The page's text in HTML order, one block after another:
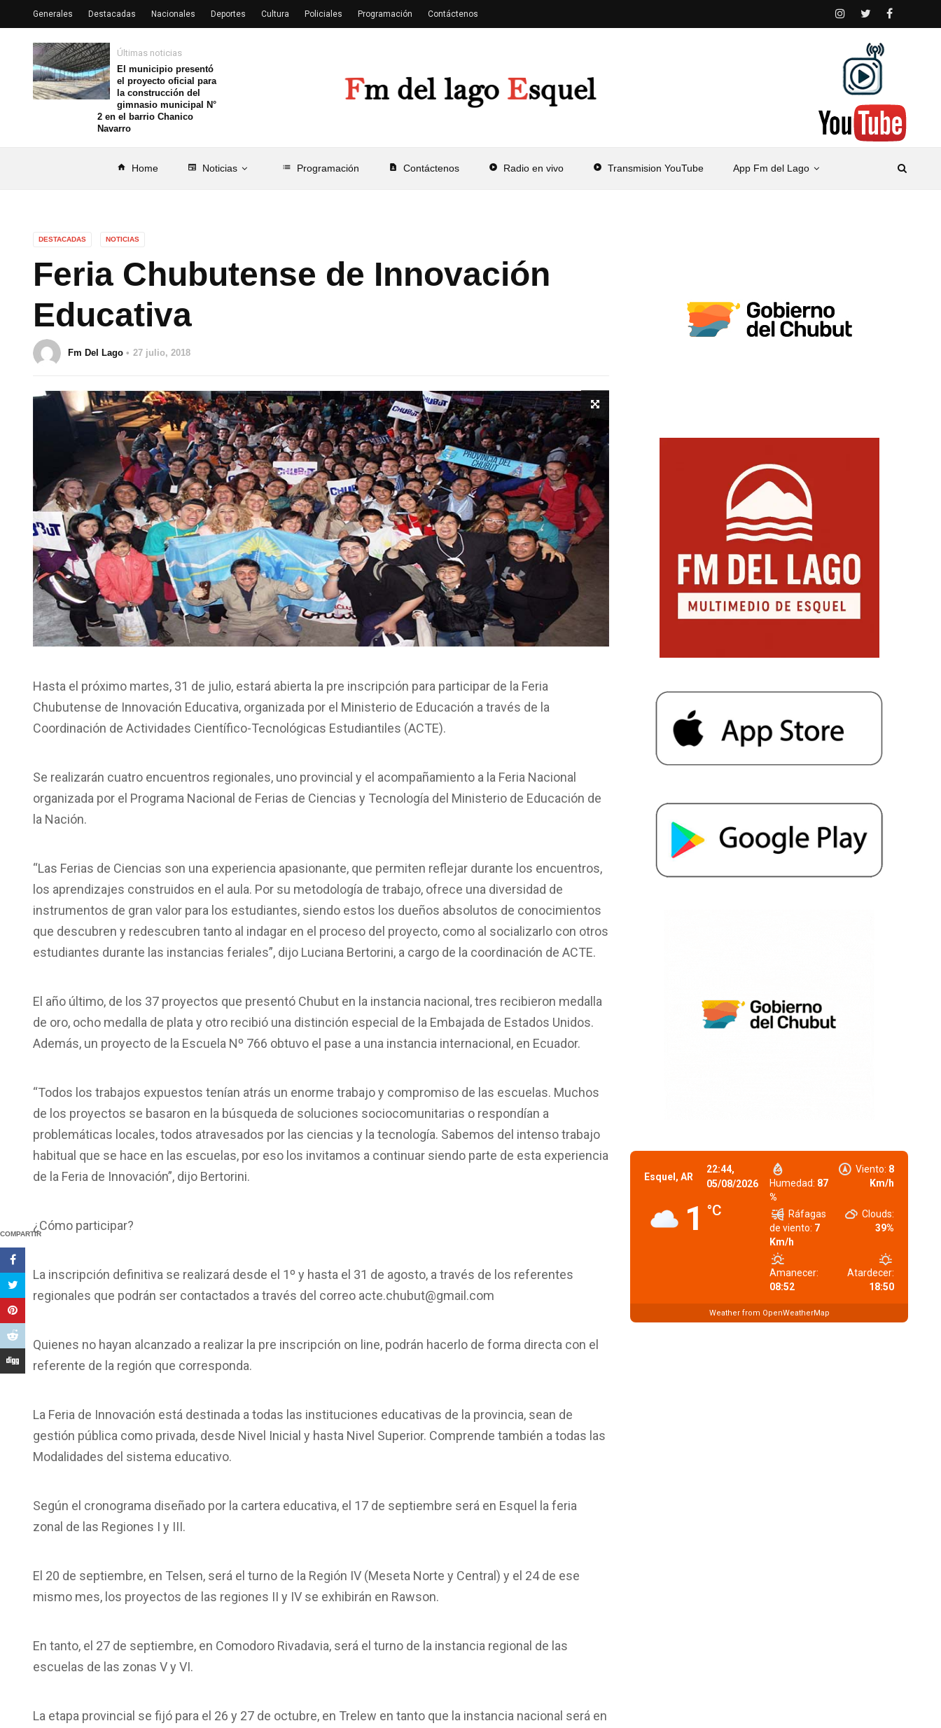
home Home newspaper Noticias list Programación contact_page Contáctenos play_circle Radio en vivo play_circle Transmision YouTube App Fm del Lago
Últimas noticias
El municipio presentó
el proyecto oficial para
la construcción del
gimnasio municipal N°
2 en el barrio Chanico
Navarro
Generales Destacadas Nacionales Deportes Cultura Policiales Programación Contáctenos
DESTACADAS NOTICIAS
Feria Chubutense de Innovación
Educativa
Fm Del Lago 27 julio, 2018
COMPARTIR
Hasta el próximo martes, 31 de julio, estará abierta la pre inscripción para participar de la Feria
Chubutense de Innovación Educativa, organizada por el Ministerio de Educación a través de la
Coordinación de Actividades Científico-Tecnológicas Estudiantiles (ACTE).
Se realizarán cuatro encuentros regionales, uno provincial y el acompañamiento a la Feria Nacional
organizada por el Programa Nacional de Ferias de Ciencias y Tecnología del Ministerio de Educación de
la Nación.
“Las Ferias de Ciencias son una experiencia apasionante, que permiten reflejar durante los encuentros,
los aprendizajes construidos en el aula. Por su metodología de trabajo, ofrece una diversidad de
instrumentos de gran valor para los estudiantes, siendo estos los dueños absolutos de conocimientos
que descubren y redescubren tanto al indagar en el proceso del proyecto, como al socializarlo con otros
estudiantes durante las instancias feriales”, dijo Luciana Bertorini, a cargo de la coordinación de ACTE.
El año último, de los 37 proyectos que presentó Chubut en la instancia nacional, tres recibieron medalla
de oro, ocho medalla de plata y otro recibió una distinción especial de la Embajada de Estados Unidos.
Además, un proyecto de la Escuela Nº 766 obtuvo el pase a una instancia internacional, en Ecuador.
“Todos los trabajos expuestos tenían atrás un enorme trabajo y compromiso de las escuelas. Muchos
de los proyectos se basaron en la búsqueda de soluciones sociocomunitarias o respondían a
problemáticas locales, todos atravesados por las ciencias y la tecnología. Sabemos del intenso trabajo
habitual que se hace en las escuelas, por eso los invitamos a continuar siendo parte de esta experiencia
de la Feria de Innovación”, dijo Bertorini.
¿Cómo participar?
La inscripción definitiva se realizará desde el 1º y hasta el 31 de agosto, a través de los referentes
regionales que podrán ser contactados a través del correo acte.chubut@gmail.com
Quienes no hayan alcanzado a realizar la pre inscripción on line, podrán hacerlo de forma directa con el
referente de la región que corresponda.
La Feria de Innovación está destinada a todas las instituciones educativas de la provincia, sean de
gestión pública como privada, desde Nivel Inicial y hasta Nivel Superior. Comprende también a todas las
Modalidades del sistema educativo.
Según el cronograma diseñado por la cartera educativa, el 17 de septiembre será en Esquel la feria
zonal de las Regiones I y III.
El 20 de septiembre, en Telsen, será el turno de la Región IV (Meseta Norte y Central) y el 24 de ese
mismo mes, los proyectos de las regiones II y IV se exhibirán en Rawson.
En tanto, el 27 de septiembre, en Comodoro Rivadavia, será el turno de la instancia regional de las
escuelas de las zonas V y VI.
La etapa provincial se fijó para el 26 y 27 de octubre, en Trelew en tanto que la instancia nacional será en
Esquel, AR
22:44,
05/08/2026
1 °C
Humedad: 87
%
Viento: 8
Km/h
Ráfagas
de viento: 7
Km/h
Clouds:
39%
Amanecer:
08:52
Atardecer:
18:50
Weather from OpenWeatherMap